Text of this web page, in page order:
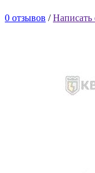
0 отзывов /Написать